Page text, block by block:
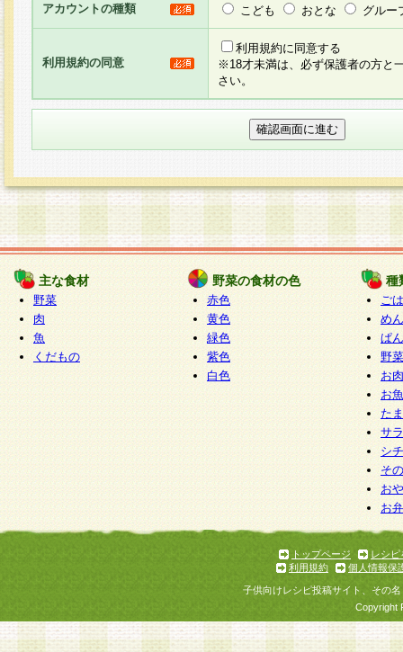
た全ての会員に対して本サービスの依頼をすると
りま す。
3.当社は、会員の事前の承諾を得ることなく、当
方 法・手段にて、本規約を任意に制定、変更ま
きるものとします。改定後の本規約等は、本規約
に掲示したときに、その 他の諸規定については
てその効力を生じるものとします。
4.本規約は、会員登録希望者による会員登録手続
の当社による会員登録の承認が完了した時点で会
たものとみなされ、会員に対して適用されるもの
5.当社がお聞きする個人情報は、すべて会員登録
で提 供いただいたものと考えております。従っ
自らの個人情報の提供を希望されない場合には、
をお預かりいたしません が、提供されないこと
商品やサービス等をご利用いただけない場合があ
了承ください。
6.当社は、お客様から当社が保有している個人情
加・ 利用停止等を求められた場合には、ご本人
て確認できた場合に限り、法令に準拠して合理的
いただきます。なお、開示 請求等の請求先は個
ります。
1.会員とは、本規約等を承諾のうえ、当社所定の
了し、当社が承認した者、グループとします。な
が以下に該当する場合は会員登録をすることがで
アカウントの種類 こども おとな グルー
利用規約の同意
利用規約に同意する
※18才未満は、必ず保護者の方と
さい。
主な食材
野菜
肉
魚
くだもの
野菜の食材の色
赤色
黄色
緑色
紫色
白色
種
ご
めん
ぱん
野
お
お
た
サ
シ
そ
お
お
トップページ
レシピ
利用規約
個人情報保
子供向けレシピ投稿サイト、その
Copyright